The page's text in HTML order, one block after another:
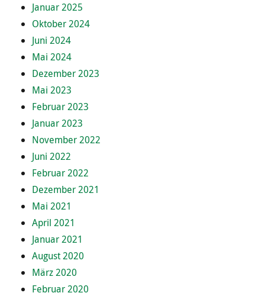
Januar 2025
Oktober 2024
Juni 2024
Mai 2024
Dezember 2023
Mai 2023
Februar 2023
Januar 2023
November 2022
Juni 2022
Februar 2022
Dezember 2021
Mai 2021
April 2021
Januar 2021
August 2020
März 2020
Februar 2020